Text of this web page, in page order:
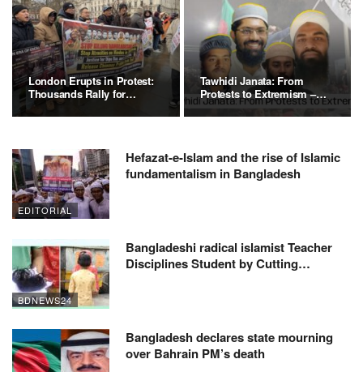
London Erupts in Protest:
Thousands Rally for
Justice…
Tawhidi Janata: From
Protests to Extremism –
What’s…
EDITORIAL
Hefazat-e-Islam and the rise of Islamic
fundamentalism in Bangladesh
BDNEWS24
Bangladeshi radical islamist Teacher
Disciplines Student by Cutting…
Bangladesh declares state mourning
over Bahrain PM’s death